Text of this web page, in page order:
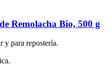
Remolacha Bio, 500 g
y para repostería.